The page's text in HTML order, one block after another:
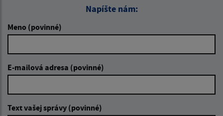
Napíšte nám:
Meno (povinné)
E-mailová adresa (povinné)
Text vašej správy (povinné)